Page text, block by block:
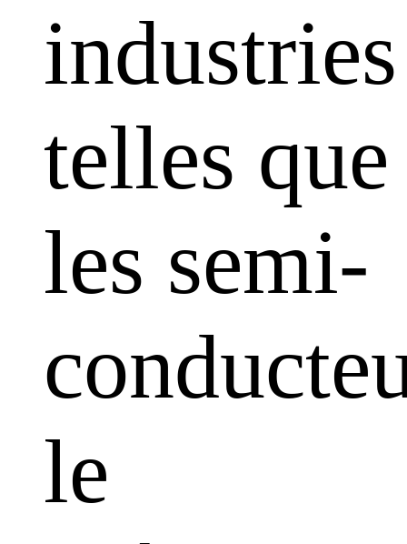
industries
telles que
les semi-
le